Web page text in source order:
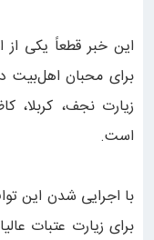
برای محبان اهل‌بیت
زیارت نجف، کربلا،
است.
با اجرایی شدن این
برای زیارت عتبات